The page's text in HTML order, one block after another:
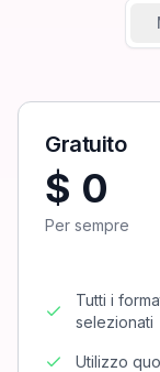
Gratuito
$ 0
Per sempre
Tutti i
selezionati
Utilizzo